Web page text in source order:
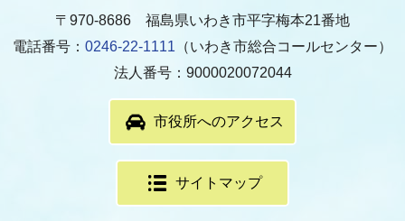
〒970-8686 福島県いわき市平字梅本21番地
電話番号： 0246-22-1111 （いわき市総合コールセンター）
法人番号：9000020072044
市役所へのアクセス
サイトマップ